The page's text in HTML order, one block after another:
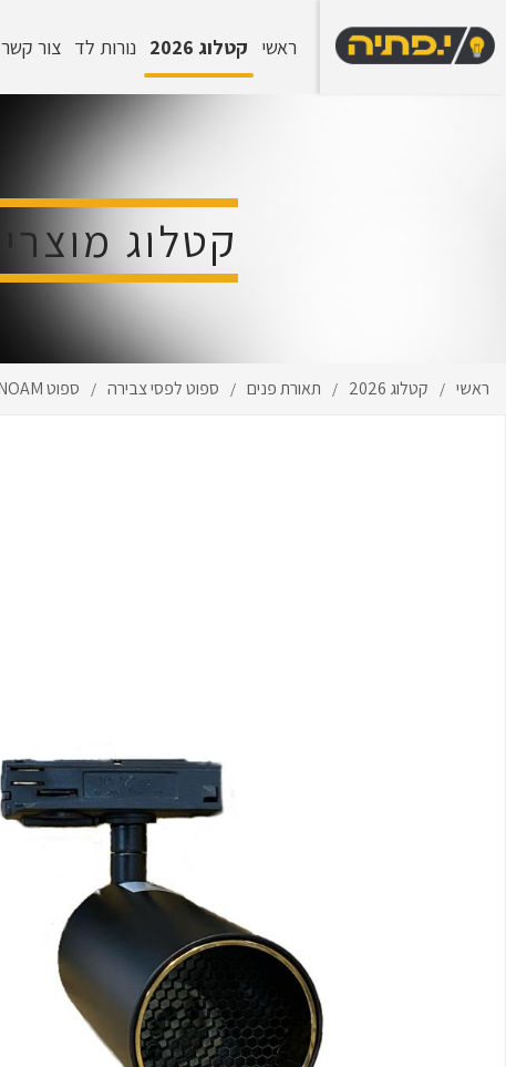
ראשי קטלוג 2026 נורות לד צור קשר
קטלוג מוצרים
ראשי / קטלוג 2026 / תאורת פנים / ספוט לפסי צבירה / ספוט NOAM לפס צבירה-שחור+טבעת זהב